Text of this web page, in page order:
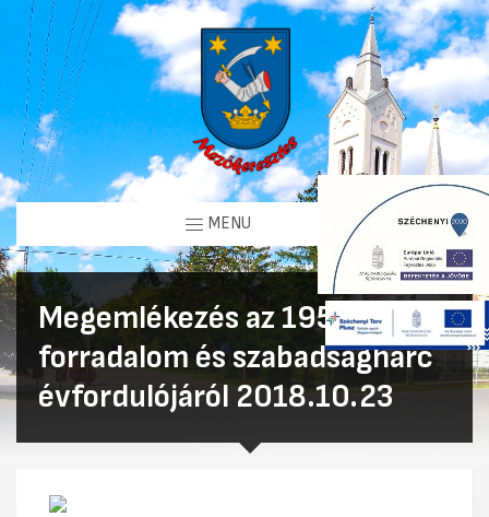
MENU
Megemlékezés az 1956-os
forradalom és szabadságharc
évfordulójáról 2018.10.23